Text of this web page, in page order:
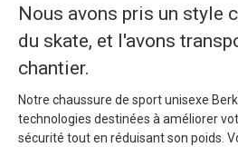
Nous avons pris un style
du skate, et l'avons
chantier.
Notre chaussure de sport unisexe
technologies destinées à améliorer
sécurité tout en réduisant son poids.